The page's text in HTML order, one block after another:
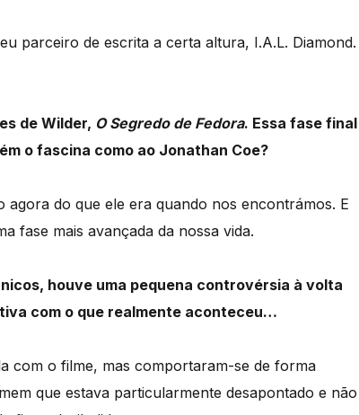
parceiro de escrita a certa altura, I.A.L. Diamond.
de Wilder, O Segredo de Fedora. Essa fase final
o fascina como ao Jonathan Coe?
do que ele era quando nos encontrámos. E
fase mais avançada da nossa vida.
houve uma pequena controvérsia à volta
com o que realmente aconteceu…
com o filme, mas comportaram-se de forma
que estava particularmente desapontado e não